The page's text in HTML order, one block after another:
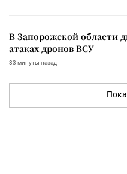
В Запорожской области
атаках дронов ВСУ
33 минуты назад